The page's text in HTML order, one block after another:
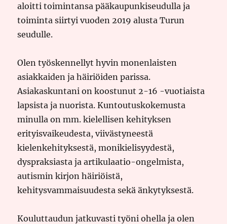
aloitti toimintansa pääkaupunkiseudulla ja
toiminta siirtyi vuoden 2019 alusta Turun
seudulle.
Olen työskennellyt hyvin monenlaisten
asiakkaiden ja häiriöiden parissa.
Asiakaskuntani on koostunut 2-16 -vuotiaista
lapsista ja nuorista. Kuntoutuskokemusta
minulla on mm. kielellisen kehityksen
erityisvaikeudesta, viivästyneestä
kielenkehityksestä, monikielisyydestä,
dyspraksiasta ja artikulaatio-ongelmista,
autismin kirjon häiriöistä,
kehitysvammaisuudesta sekä änkytyksestä.
Kouluttaudun jatkuvasti työni ohella ja olen